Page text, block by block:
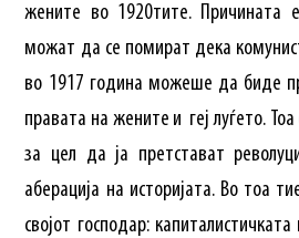
жените во 1920тите. Причината
можат да се помират дека
во 1917 година можеше да биде
правата на жените и геј луѓето.
за цел да ја претстават
аберација на историјата. Во тоа
својот господар: